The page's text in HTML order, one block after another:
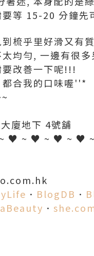
等 15-20 分鐘
梳乎里好滑又有
均勻, 一邊有很多
改善一下呢!!!
合我的口味喔''*
廈地下 4號舖
♥ ~ ♥ ~ ♥ ~ ♥
． BlogDB ．
．